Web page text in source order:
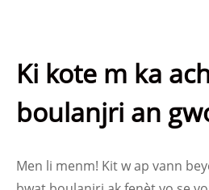
Ki kote m ka
boulanjri an
Men li menm! Kit w ap vann